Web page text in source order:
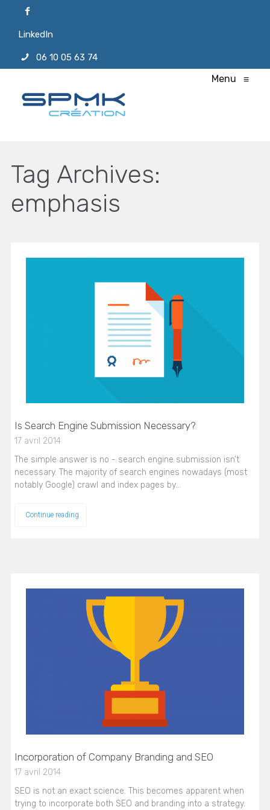
LinkedIn
06 10 05 63 74
Menu ≡
Tag Archives:
emphasis
Is Search Engine Submission Necessary?
17 avril 2014
The simple answer is no - search engine submission isn’t
necessary. The majority of search engines nowadays (most
notably Google) crawl and index pages by…
Continue reading
Incorporation of Company Branding and SEO
17 avril 2014
SEO is not an exact science. This becomes apparent when
trying to incorporate both SEO and branding into a strategy.